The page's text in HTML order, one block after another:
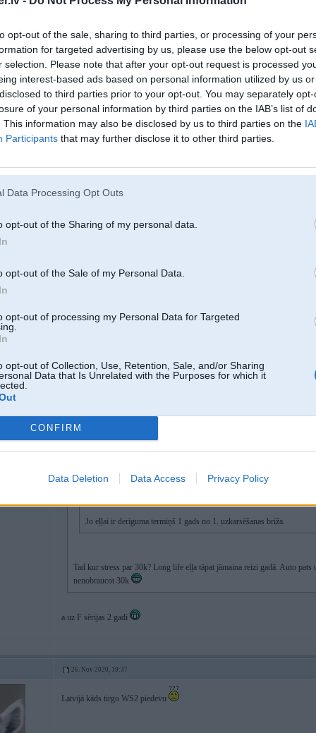
opt-out of the sale, sharing to third parties, or processing of your
for targeted advertising by us, please use the below opt-out
selection. Please note that after your opt-out request is processed
interest-based ads based on personal information utilized by us
to third parties prior to your opt-out. You may separately
of your personal information by third parties on the IAB’s list of
This information may also be disclosed by us to third parties on the
Participants that may further disclose it to other third parties.
Data Processing Opt Outs
opt-out of the Sharing of my personal data.
opt-out of the Sale of my Personal Data.
opt-out of processing my Personal Data for Targeted
opt-out of Collection, Use, Retention, Sale, and/or Sharing
Data that Is Unrelated with the Purposes for which it
CONFIRM
Data Deletion Data Access Privacy Policy
Gran Coupe
05. Sep 2019, 09:23
03 Sep 2019, 23:47:54@AndrisKrakstīja:
03 Sep 2019, 15:17:06
kapēc tieši gads?
Tad kur stress par 30k? Long life eļļa tāpat jāmaina reizi gadā. Auto pats
30k
05. Sep 2019, 09:39
pastāstiet, kapēc 30k intervālu eļļām specifikācijā rakstīts intervāls
kapēc tieši gads?
Jo eļļai ir derīguma termiņš 1 gads no 1. uzkarsēšanas brīža.
Tad kur stress par 30k? Long life eļļa tāpat jāmaina reizi gadā. Auto
nenobraucot 30k
a uz F sērijas 2 gadi
26. Nov 2020, 19:37
Latvijā kāds tirgo WS2 piedevu